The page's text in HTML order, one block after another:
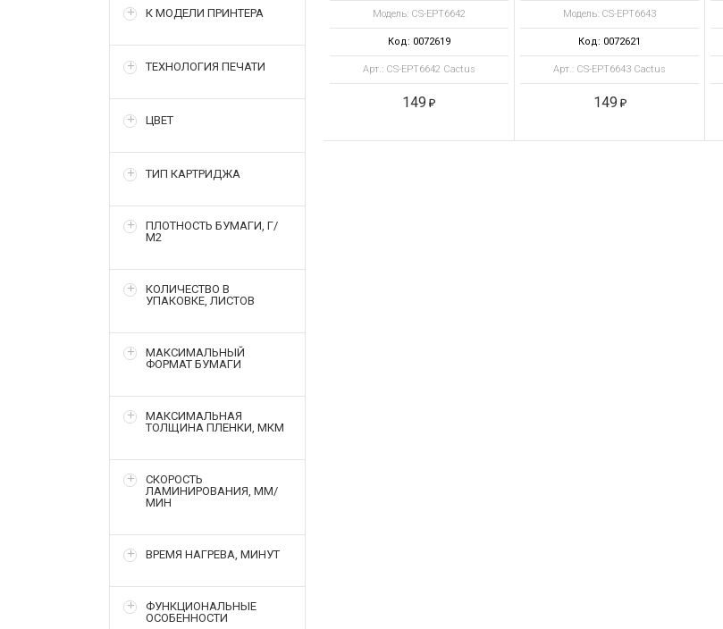
К МОДЕЛИ ПРИНТЕРА
ТЕХНОЛОГИЯ ПЕЧАТИ
ЦВЕТ
ТИП КАРТРИДЖА
ПЛОТНОСТЬ БУМАГИ, Г/
М2
КОЛИЧЕСТВО В
УПАКОВКЕ, ЛИСТОВ
МАКСИМАЛЬНЫЙ
ФОРМАТ БУМАГИ
МАКСИМАЛЬНАЯ
ТОЛЩИНА ПЛЕНКИ, МКМ
СКОРОСТЬ
ЛАМИНИРОВАНИЯ, ММ/
МИН
ВРЕМЯ НАГРЕВА, МИНУТ
ФУНКЦИОНАЛЬНЫЕ
ОСОБЕННОСТИ
Модель: CS-EPT6642
Код: 0072619
Арт.: CS-EPT6642 Cactus
149
Модель: CS-EPT6643
Код: 0072621
Арт.: CS-EPT6643 Cactus
149